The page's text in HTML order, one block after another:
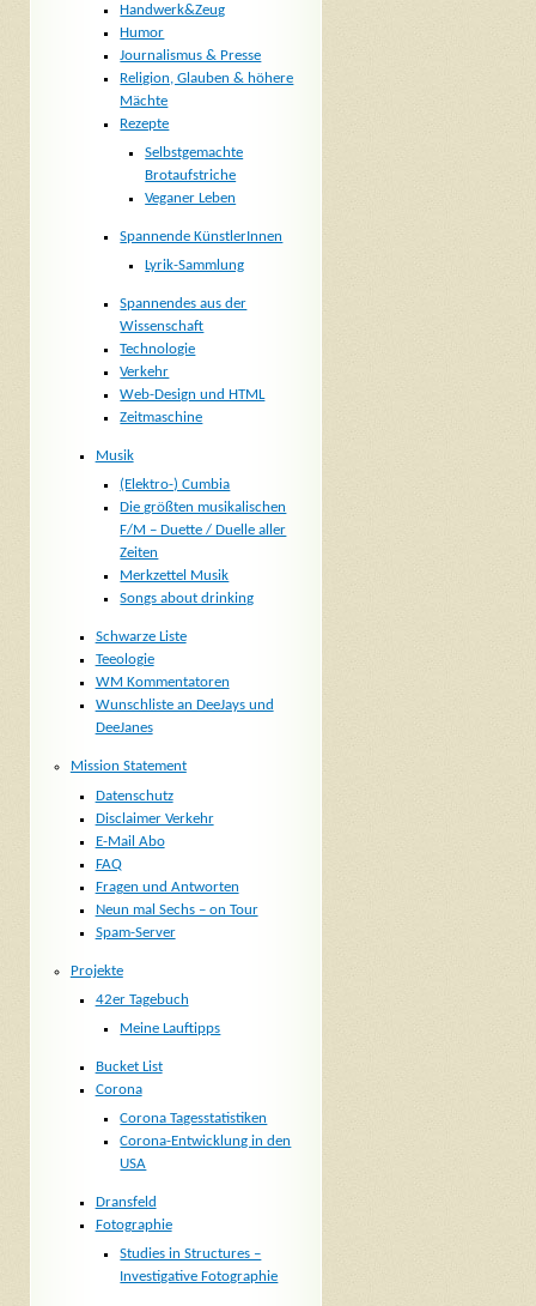
Handwerk&Zeug
Humor
Journalismus & Presse
Religion, Glauben & höhere
Mächte
Rezepte
Selbstgemachte
Brotaufstriche
Veganer Leben
Spannende KünstlerInnen
Lyrik-Sammlung
Spannendes aus der
Wissenschaft
Technologie
Verkehr
Web-Design und HTML
Zeitmaschine
Musik
(Elektro-) Cumbia
Die größten musikalischen
F/M – Duette / Duelle aller
Zeiten
Merkzettel Musik
Songs about drinking
Schwarze Liste
Teeologie
WM Kommentatoren
Wunschliste an DeeJays und
DeeJanes
Mission Statement
Datenschutz
Disclaimer Verkehr
E-Mail Abo
FAQ
Fragen und Antworten
Neun mal Sechs – on Tour
Spam-Server
Projekte
42er Tagebuch
Meine Lauftipps
Bucket List
Corona
Corona Tagesstatistiken
Corona-Entwicklung in den
USA
Dransfeld
Fotographie
Studies in Structures –
Investigative Fotographie